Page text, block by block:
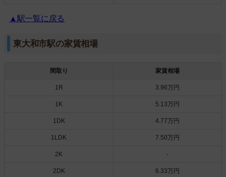
▲駅一覧に戻る
東大和市駅の家賃相場
間取り 家賃相場
1R 3.96万円
1K 5.13万円
1DK 4.77万円
1LDK 7.50万円
2K -
2DK 6.33万円